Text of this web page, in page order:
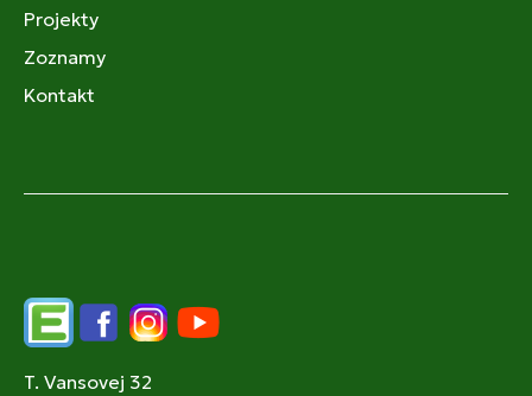
Projekty
Zoznamy
Kontakt
EdupageFacebookInstagram
YouTube
T. Vansovej 32